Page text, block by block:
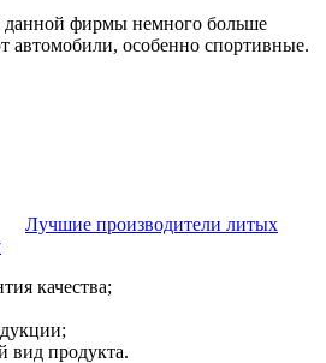
данной фирмы немного больше
автомобили, особенно спортивные.
Лучшие производители литых
качества;
вид продукта.